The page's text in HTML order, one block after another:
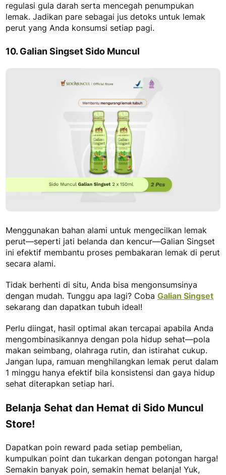
regulasi gula darah serta mencegah penumpukan
lemak. Jadikan pare sebagai jus detoks untuk lemak
perut yang Anda konsumsi setiap pagi.
10. Galian Singset Sido Muncul
Menggunakan bahan alami untuk mengecilkan lemak
perut—seperti jati belanda dan kencur—Galian Singset
ini efektif membantu proses pembakaran lemak di perut
secara alami.
Tidak berhenti di situ, Anda bisa mengonsumsinya
dengan mudah. Tunggu apa lagi? Coba Galian Singset
sekarang dan dapatkan tubuh ideal!
Perlu diingat, hasil optimal akan tercapai apabila Anda
mengombinasikannya dengan pola hidup sehat—pola
makan seimbang, olahraga rutin, dan istirahat cukup.
Jangan lupa, ramuan menghilangkan lemak perut dalam
1 minggu hanya efektif bila konsistensi dan gaya hidup
sehat diterapkan setiap hari.
Belanja Sehat dan Hemat di Sido Muncul
Store!
Dapatkan poin reward pada setiap pembelian,
kumpulkan point dan tukarkan dengan potongan harga!
Semakin banyak poin, semakin hemat belanja! Yuk,